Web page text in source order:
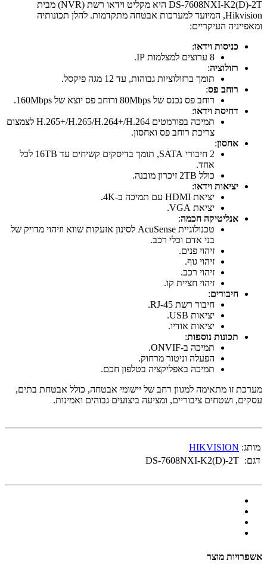
DS-7608NXI-K2(D)-2T היא מקליט וידאו רשת (NVR) מבית
Hikvision, המיועד למערכות אבטחה מתקדמות. להלן תכונותיה
ומאפייניה העיקריים:
כניסות וידאו:
8 ערוצים למצלמות IP.
רזולוציה:
תומך ברזולוציות גבוהות, עד 12 מגה פיקסל.
רוחב פס:
רוחב פס נכנס של 80Mbps ורוחב פס יוצא של 160Mbps.
דחיסת וידאו:
תמיכה בפורמטים H.265+/H.265/H.264+/H.264 לצמצום
צריכת רוחב פס ואחסון.
אחסון:
2 חיבורי SATA, תומך בדיסקים קשיחים עד 16TB לכל
אחד.
כולל 2TB זיכרון מובנה.
יציאות וידאו:
יציאת HDMI עם תמיכה ב-4K.
יציאת VGA.
אנליטיקה חכמה:
טכנולוגיית AcuSense לסינון אזעקות שווא וזיהוי מדויק של
בני אדם וכלי רכב.
זיהוי פנים.
זיהוי גוף.
זיהוי רכב.
זיהוי חציית קו.
חיבורים:
חיבור רשת RJ-45.
יציאות USB.
יציאות אודיו.
תכונות נוספות:
תמיכה ב-ONVIF.
הפעלה וניטור מרחוק.
תמיכה באפליקציה בטלפון חכם.
מערכת זו מתאימה למגוון רחב של יישומי אבטחה, כולל אבטחת בתים,
עסקים, ושטחים ציבוריים, ומציעה ביצועים גבוהים ואמינות.
מותג: HIKVISION
דגם: DS-7608NXI-K2(D)-2T
אשפרויות מוצר